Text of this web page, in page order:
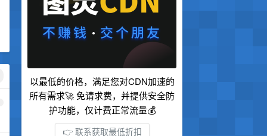
以最低的价格，满足您对CDN加速的
所有需求🚀 免请求费，并提供安全防
护功能，仅计费正常流量💰
👉 联系获取最低折扣